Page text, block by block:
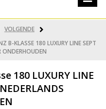
VOLGENDE
B-KLASSE 180 LUXURY LINE SEPT
ONDERHOUDEN
180 LUXURY LINE